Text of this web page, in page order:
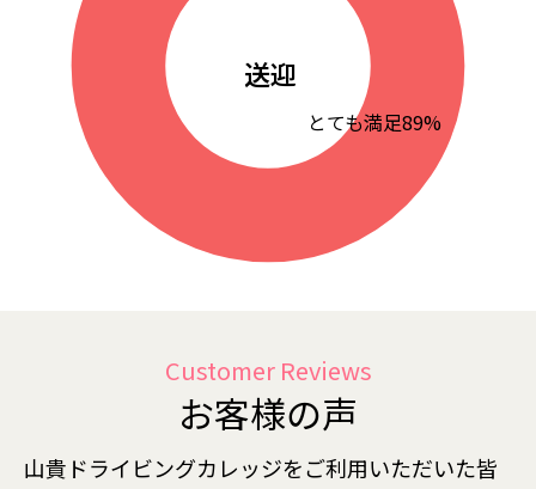
送迎
とても満足89%
Customer Reviews
お客様の声
山貴ドライビングカレッジをご利用いただいた皆